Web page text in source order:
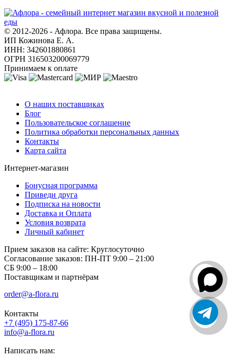
© 2012-2026 - Афлора. Все права защищены.
ИП Кожинова Е. А.
ИНН: 342601880861
ОГРН 316503200069779
Принимаем к оплате
О наших поставщиках
Блог
Пользовательское соглашение
Политика обработки персональных данных
Контакты
Карта сайта
Интернет-магазин
Бонусная программа
Приведи друга
Подписка на новости
Доставка и Оплата
Условия возврата
Личный кабинет
Прием заказов на сайте: Круглосуточно
Согласование заказов: ПН-ПТ 9:00 – 21:00
СБ 9:00 – 18:00
Поставщикам и партнёрам
order@a-flora.ru
Контакты
+7 (495) 175-87-66
info@a-flora.ru
Написать нам: